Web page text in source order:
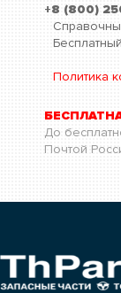
+8 (800)
Политика
До
Почтой